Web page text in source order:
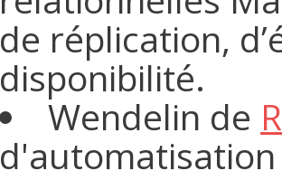
de réplication,
disponibilité.
Wendelin de